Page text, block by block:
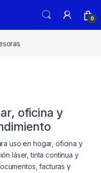
0
oficina y
uso en hogar, oficina y
láser, tinta continua y
facturas y